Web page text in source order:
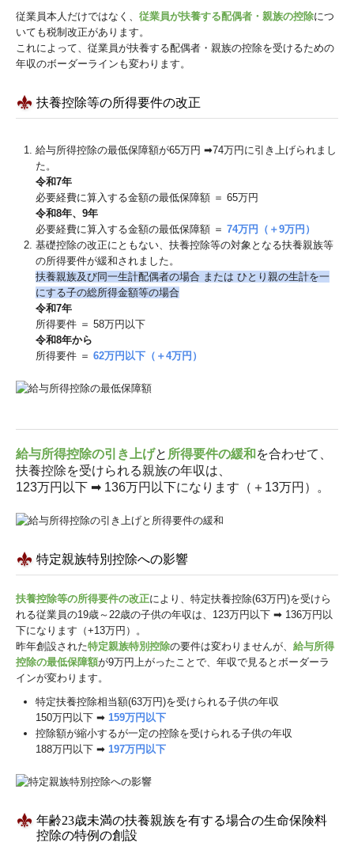
従業員本人だけではなく、 従業員が扶養する配偶者・親族の控除につ
いても税制改正があります。
これによって、従業員が扶養する配偶者・親族の控除を受けるための
年収のボーダーラインも変わります。
扶養控除等の所得要件の改正
給与所得控除の最低保障額が65万円 ➡74万円に引き上げられまし
た。
令和7年
必要経費に算入する金額の最低保障額 ＝ 65万円
令和8年、9年
必要経費に算入する金額の最低保障額 ＝ 74万円（＋9万円）
基礎控除の改正にともない、扶養控除等の対象となる扶養親族等
の所得要件が緩和されました。
扶養親族及び同⼀⽣計配偶者の場合 または ひとり親の⽣計を⼀
にする⼦の総所得⾦額等の場合
令和7年
所得要件 ＝ 58万円以下
令和8年から
所得要件 ＝ 62万円以下（＋4万円）
給与所得控除の引き上げと 所得要件の緩和 を合わせて、
扶養控除を受けられる親族の年収は、
123万円以下 ➡ 136万円以下になります（＋13万円）。
特定親族特別控除への影響
扶養控除等の所得要件の改正により、特定扶養控除(63万円)を受けら
れる従業員の19歳～22歳の子供の年収は、123万円以下 ➡ 136万円以
下になります（+13万円）。
昨年創設された特定親族特別控除の要件は変わりませんが、 給与所得
控除の最低保障額が9万円上がったことで、年収で見るとボーダーラ
インが変わります。
特定扶養控除相当額(63万円)を受けられる子供の年収
150万円以下 ➡ 159万円以下
控除額が縮小するが一定の控除を受けられる子供の年収
188万円以下 ➡ 197万円以下
年齢23歳未満の扶養親族を有する場合の生命保険料
控除の特例の創設